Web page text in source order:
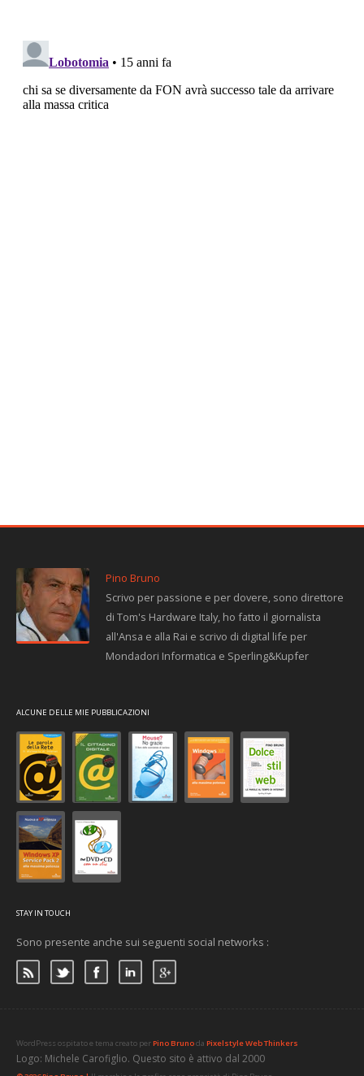
Pino Bruno
Scrivo per passione e per dovere, sono direttore
di Tom's Hardware Italy, ho fatto il giornalista
all'Ansa e alla Rai e scrivo di digital life per
Mondadori Informatica e Sperling&Kupfer
ALCUNE DELLE MIE PUBBLICAZIONI
STAY IN TOUCH
Sono presente anche sui seguenti social networks :
WordPress ospitato e tema creato perPino Brunoda Pixelstyle Web Thinkers
Logo: Michele Carofiglio. Questo sito è attivo dal 2000